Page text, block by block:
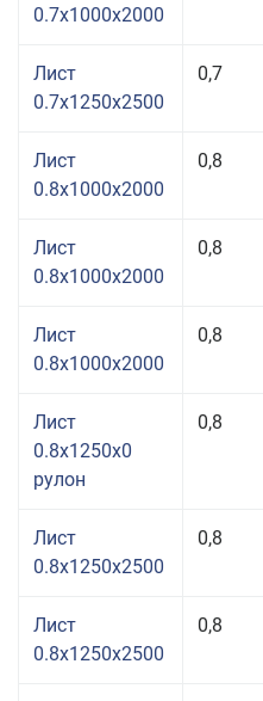
0.7x1000x2000
Лист
0.7x1250x2500
0,7
Лист
0.8x1000x2000
0,8
Лист
0.8x1000x2000
0,8
Лист
0.8x1000x2000
0,8
Лист
0.8x1250x0
рулон
0,8
Лист
0.8x1250x2500
0,8
Лист
0.8x1250x2500
0,8